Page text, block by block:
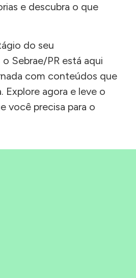
e descubra o que
do seu
Sebrae/PR está aqui
com conteúdos que
Explore agora e leve o
você precisa para o